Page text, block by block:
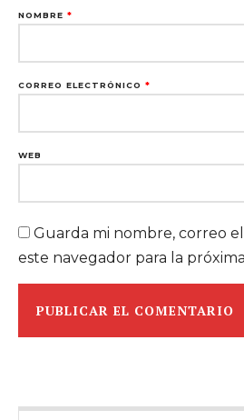
NOMBRE *
CORREO ELECTRÓNICO *
WEB
Guarda mi nombre, correo
este navegador para la